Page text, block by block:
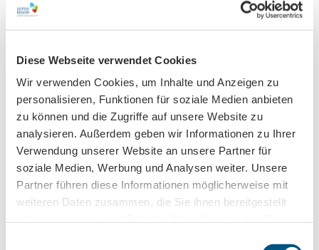
Diese Webseite verwendet Cookies
Wir verwenden Cookies, um Inhalte und Anzeigen zu
personalisieren, Funktionen für soziale Medien anbieten
zu können und die Zugriffe auf unsere Website zu
analysieren. Außerdem geben wir Informationen zu Ihrer
Verwendung unserer Website an unsere Partner für
soziale Medien, Werbung und Analysen weiter. Unsere
Partner führen diese Informationen möglicherweise mit
weiteren Daten zusammen, die Sie ihnen bereitgestellt
Bemerkungen
Datenschutz und Reisebedingungen(Erforderlich)
Ja, ich bin mit den Datenschutzbestimmungen
und